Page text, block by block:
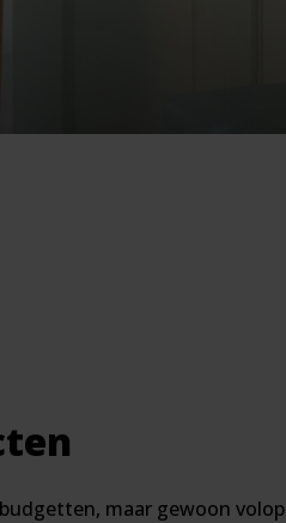
maar gewoon volop